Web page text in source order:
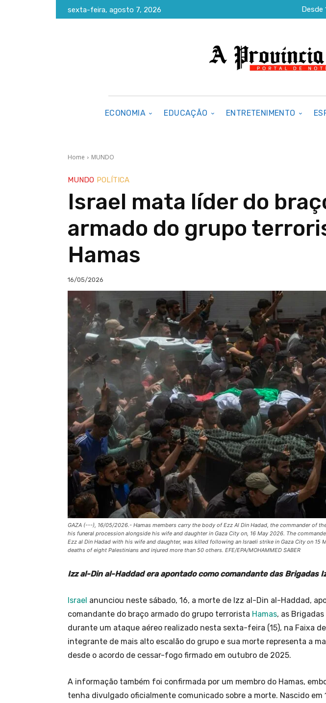
sexta-feira, agosto 7, 2026 Desde
ECONOMIA EDUCAÇÃO ENTRETENIMENTO
Home MUNDO
MUNDO POLÍTICA
Israel mata líder do
armado do grupo
Hamas
16/05/2026
GAZA (---), 16/05/2026.- Hamas members carry the body of Ezz Al Din Hadad, the commander of
his funeral procession alongside his wife and daughter in Gaza City on, 16 May 2026. The
Ezz al Din Hadad with his wife and daughter, was killed following an Israeli strike in Gaza City on 15
deaths of eight Palestinians and injured more than 50 others. EFE/EPA/MOHAMMED SABER
Izz al-Din al-Haddad era apontado como comandante das Brigadas
Israel anunciou neste sábado, 16, a morte de Izz al-Din al-Haddad,
comandante do braço armado do grupo terrorista Hamas, as
durante um ataque aéreo realizado nesta sexta-feira (15), na Faixa
integrante de mais alto escalão do grupo e sua morte representa a
desde o acordo de cessar-fogo firmado em outubro de 2025.
A informação também foi confirmada por um membro do Hamas,
tenha divulgado oficialmente comunicado sobre a morte. Nascido em